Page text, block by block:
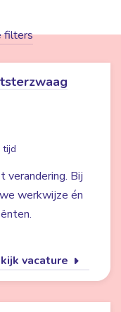
filters
tijd
verandering. Bij
werkwijze én
vacature